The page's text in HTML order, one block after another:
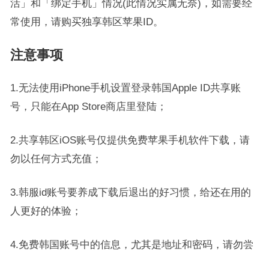
活」和「绑定手机」情况(此情况实属无奈)，如需要经
常使用，请购买独享韩区苹果ID。
注意事项
1.无法使用iPhone手机设置登录韩国Apple ID共享账
号，只能在App Store商店里登陆；
2.共享韩区iOS账号仅提供免费苹果手机软件下载，请
勿以任何方式充值；
3.韩服id账号要养成下载后退出的好习惯，给还在用的
人更好的体验；
4.免费韩国账号中的信息，尤其是地址和密码，请勿尝